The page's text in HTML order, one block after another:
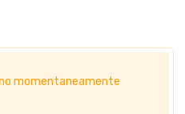
momentaneamente